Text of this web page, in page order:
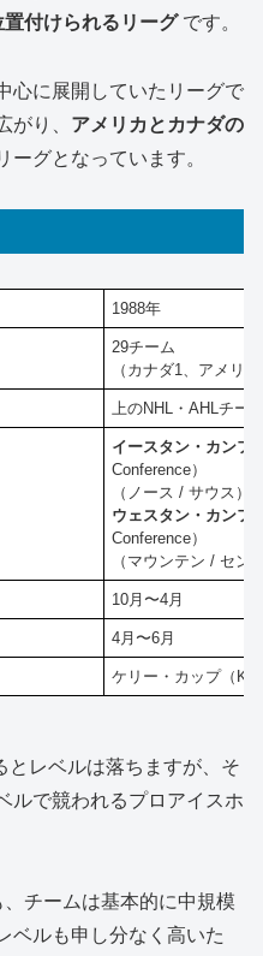
付けられるリーグです。
心に展開していたリーグで
がり、 アメリカとカナダの
ーグとなっています。
1988年
29チーム
（カナダ1、アメリ
上のNHL・AHLチー
イースタン・カンフ
Conference）
（ノース / サウス）
ウェスタン・カンフ
Conference）
（マウンテン / セン
10月〜4月
4月〜6月
ケリー・カップ（
レベルは落ちますが、そ
ルで競われるプロアイスホ
チームは基本的に中規模
ベルも申し分なく高いた